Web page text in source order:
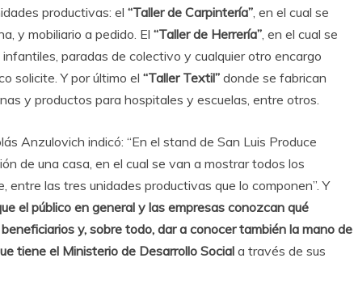
productivas: el “Taller de Carpintería”, en el cual se
y mobiliario a pedido. El “Taller de Herrería”, en el cual se
paradas de colectivo y cualquier otro encargo
solicite. Y por último el “Taller Textil” donde se fabrican
y productos para hospitales y escuelas, entre otros.
Anzulovich indicó: “En el stand de San Luis Produce
de una casa, en el cual se van a mostrar todos los
entre las tres unidades productivas que lo componen”. Y
el público en general y las empresas conozcan qué
y, sobre todo, dar a conocer también la mano de
tiene el Ministerio de Desarrollo Social a través de sus